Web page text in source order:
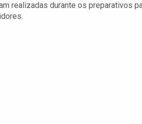
realizadas durante os preparativos